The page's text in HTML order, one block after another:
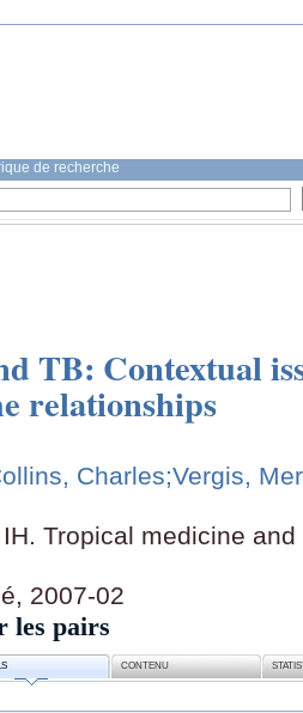
de recherche
TB: Contextual
relationships
Charles;Vergis,
Tropical medicine
2007-02
les pairs
CONTENU